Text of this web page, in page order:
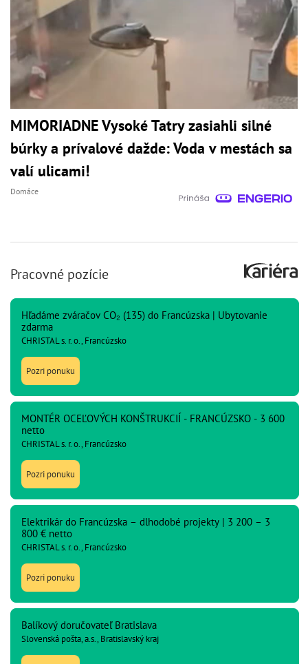
MIMORIADNE Vysoké Tatry zasiahli silné
búrky a prívalové dažde: Voda v mestách sa
valí ulicami!
Domáce
Pracovné pozície
Hľadáme zváračov CO₂ (135) do Francúzska | Ubytovanie
zdarma
CHRISTAL s. r. o., Francúzsko
Pozri ponuku
MONTÉR OCEĽOVÝCH KONŠTRUKCIÍ - FRANCÚZSKO - 3 600
netto
CHRISTAL s. r. o., Francúzsko
Pozri ponuku
Elektrikár do Francúzska – dlhodobé projekty | 3 200 – 3
800 € netto
CHRISTAL s. r. o., Francúzsko
Pozri ponuku
Balíkový doručovateľ Bratislava
Slovenská pošta, a.s., Bratislavský kraj